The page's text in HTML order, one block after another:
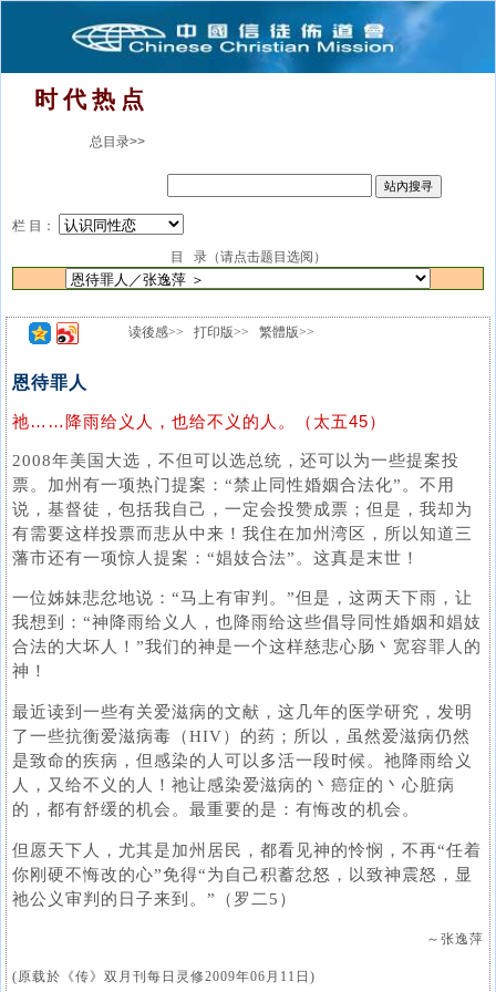
时 代 热 点
总目录>>
栏 目：
目 录（请点击题目选阅）
读後感>> 打印版>> 繁體版>>
恩待罪人
祂……降雨给义人，也给不义的人。（太五45）
2008年美国大选，不但可以选总统，还可以为一些提案投
票。加州有一项热门提案：“禁止同性婚姻合法化”。不用
说，基督徒，包括我自己，一定会投赞成票；但是，我却为
有需要这样投票而悲从中来！我住在加州湾区，所以知道三
藩市还有一项惊人提案：“娼妓合法”。这真是末世！
一位姊妹悲忿地说：“马上有审判。”但是，这两天下雨，让
我想到：“神降雨给义人，也降雨给这些倡导同性婚姻和娼妓
合法的大坏人！”我们的神是一个这样慈悲心肠丶宽容罪人的
神！
最近读到一些有关爱滋病的文献，这几年的医学研究，发明
了一些抗衡爱滋病毒（HIV）的药；所以，虽然爱滋病仍然
是致命的疾病，但感染的人可以多活一段时候。祂降雨给义
人，又给不义的人！祂让感染爱滋病的丶癌症的丶心脏病
的，都有舒缓的机会。最重要的是：有悔改的机会。
但愿天下人，尤其是加州居民，都看见神的怜悯，不再“任着
你刚硬不悔改的心”免得“为自己积蓄忿怒，以致神震怒，显
祂公义审判的日子来到。”（罗二5）
～张逸萍
(原载於《传》双月刊每日灵修2009年06月11日)